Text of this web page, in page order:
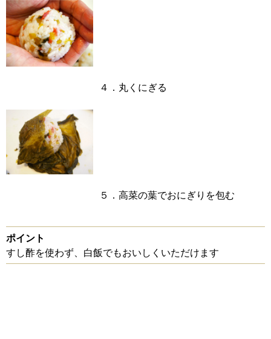
４．丸くにぎる
５．高菜の葉でおにぎりを包む
ポイント
すし酢を使わず、白飯でもおいしくいただけます